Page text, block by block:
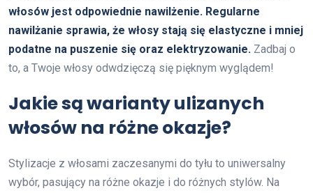
włosów jest odpowiednie nawilżenie. Regularne
nawilżanie sprawia, że włosy stają się elastyczne i mniej
podatne na puszenie się oraz elektryzowanie. Zadbaj o
to, a Twoje włosy odwdzięczą się pięknym wyglądem!
Jakie są warianty ulizanych
włosów na różne okazje?
Stylizacje z włosami zaczesanymi do tyłu to uniwersalny
wybór, pasujący na różne okazje i do różnych stylów. Na